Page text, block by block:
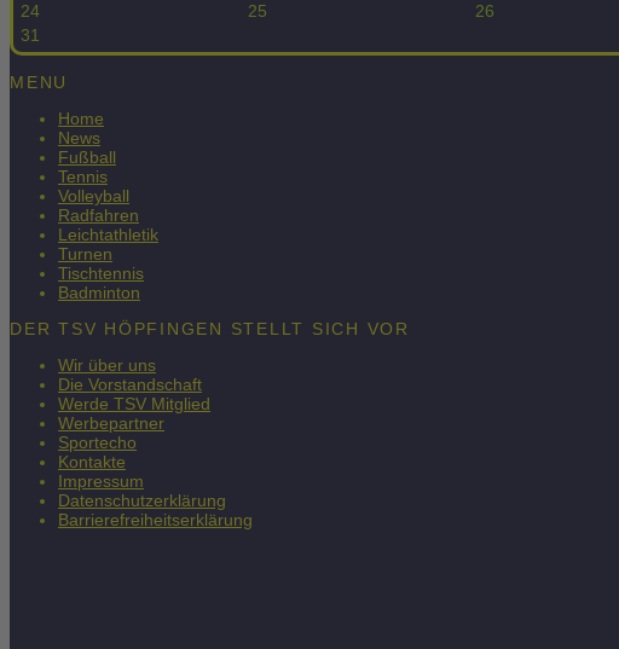
24
25 26
31
MENU
Home
News
Fußball
Tennis
Volleyball
Radfahren
Leichtathletik
Turnen
Tischtennis
Badminton
DER TSV HÖPFINGEN STELLT SICH VOR
Wir über uns
Die Vorstandschaft
Werde TSV Mitglied
Werbepartner
Sportecho
Kontakte
Impressum
Datenschutzerklärung
Barrierefreiheitserklärung